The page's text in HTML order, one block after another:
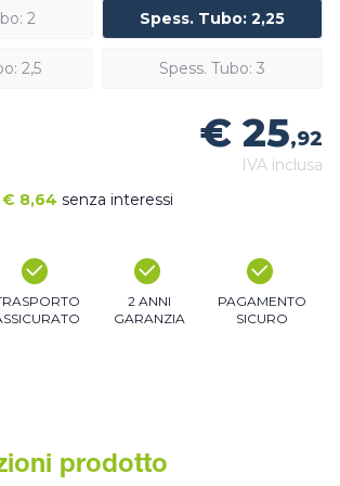
2 Spess. Tubo: 2,25
2,5 Spess. Tubo: 3
€ 25,92
IVA inclusa
€ 8,64 senza interessi
2 ANNI
GARANZIA
PAGAMENTO
SICURO
prodotto